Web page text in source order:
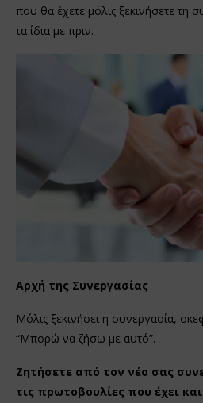
που θα έχετε μόλις ξεκινήσετε τη
τα ίδια με πριν.
Αρχή της Συνεργασίας
Μόλις ξεκινήσει η συνεργασία,
“Μπορώ να ζήσω με αυτό”.
Ζητήσετε από τον νέο σας
τις πρωτοβουλίες που έχει